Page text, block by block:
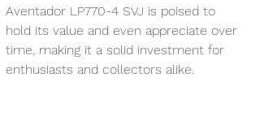
Aventador LP770-4 SVJ is poised to
hold its value and even appreciate over
time, making it a solid investment for
enthusiasts and collectors alike.